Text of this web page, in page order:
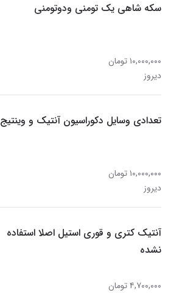
سکه شاهی یک تومنی ودوتومنی
۱۰,۰۰۰,۰۰۰ تومان
دیروز
تعدادی وسایل دکوراسیون آنتیک و وینتیج
۱۰,۰۰۰,۰۰۰ تومان
دیروز
آنتیک کتری و قوری استیل اصلا استفاده
نشده
۴,۷۰۰,۰۰۰ تومان